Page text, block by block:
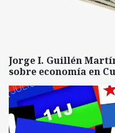
Jorge I. Guillén
sobre economía en